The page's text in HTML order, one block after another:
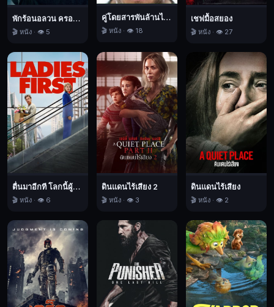
ชีวิต
รอด
แค่
คน
เดียว
และ
นั่น
คือ
สาเหตุ
ทำ
ไมค์
ต้อง
เผชิญ
หน้า
กับ
หน่วย
ราชการ
พักร้อนอลวน ครอบครัวอลเวง
🎬 หนัง · 👁️ 5
คู่โดยสารพันล้านไมล์
🎬 หนัง · 👁️ 18
เชฟมื้อสยอง
🎬 หนัง · 👁️ 27
ตื่นมาอีกที โลกนี้ผู้หญิงใหญ่
🎬 หนัง · 👁️ 6
ดินแดนไร้เสียง 2
🎬 หนัง · 👁️ 3
ดินแดนไร้เสียง
🎬 หนัง · 👁️ 2